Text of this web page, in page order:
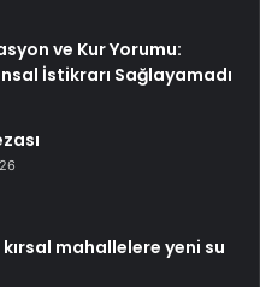
ve Kur Yorumu:
İstikrarı Sağlayamadı
kırsal mahallelere yeni su